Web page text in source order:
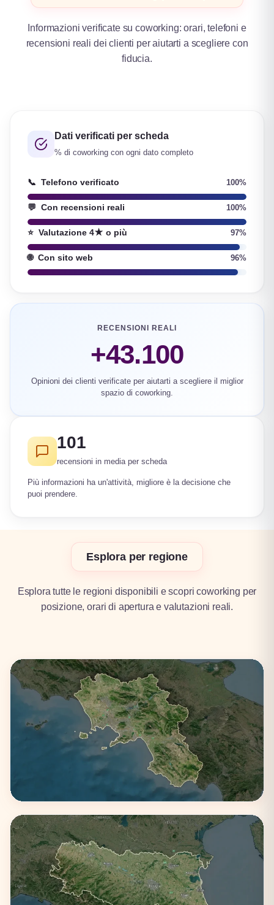
Informazioni verificate su coworking: orari, telefoni e
recensioni reali dei clienti per aiutarti a scegliere con
fiducia.
Dati verificati per scheda
% di coworking con ogni dato completo
📞 Telefono verificato 100%
💬 Con recensioni reali 100%
⭐ Valutazione 4★ o più 97%
🌐 Con sito web 96%
RECENSIONI REALI
+43.100
Opinioni dei clienti verificate per aiutarti a scegliere il miglior
spazio di coworking.
101
recensioni in media per scheda
Più informazioni ha un'attività, migliore è la decisione che
puoi prendere.
Esplora per regione
Esplora tutte le regioni disponibili e scopri coworking per
posizione, orari di apertura e valutazioni reali.
Campania
3 città